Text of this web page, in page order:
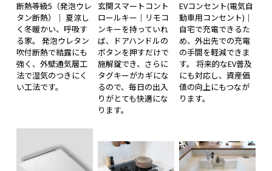
断熱等級5（発泡ウレ
タン断熱）｜ 夏涼し
く冬暖かい、呼吸す
る家。 発泡ウレタン
吹付断熱で結露にも
強く、外壁通気層工
法で湿気のつきにく
い工法です。
玄関スマートコント
ロールキー｜リモコ
ンキーを持っていれ
ば、ドアハンドルの
ボタンを押すだけで
施解錠でき、さらに
タグキーがカギにな
るので、毎日の出入
りがとても快適にな
ります。
EVコンセント(電気自
動車用コンセント)｜
自宅で充電できるた
め、外出先での充電
の手間を軽減できま
す。 将来的なEV普及
にも対応し、資産価
値の向上にもつなが
ります。